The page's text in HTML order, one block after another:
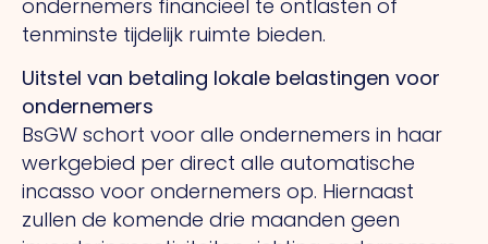
ondernemers financieel te ontlasten of
tenminste tijdelijk ruimte bieden.
Uitstel van betaling lokale belastingen voor
ondernemers
BsGW schort voor alle ondernemers in haar
werkgebied per direct alle automatische
incasso voor ondernemers op. Hiernaast
zullen de komende drie maanden geen